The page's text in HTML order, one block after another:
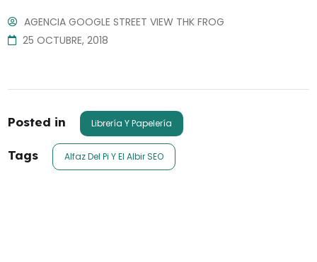
AGENCIA GOOGLE STREET VIEW THK FROG
25 OCTUBRE, 2018
Posted in Librería Y Papelería
Tags Alfaz Del Pi Y El Albir SEO